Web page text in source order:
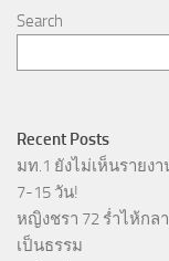
Search
Recent Posts
มท.1 ยังไม่เห็นรายง
7-15 วัน!
หญิงชรา 72 ร่ำไห้กล
เป็นธรรม